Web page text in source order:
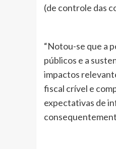
(de controle das
“Notou-se que a
públicos e a
impactos
fiscal crível e
expectativas de